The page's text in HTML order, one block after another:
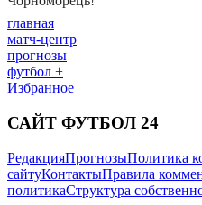
главная
матч-центр
прогнозы
футбол +
Избранное
САЙТ ФУТБОЛ 24
РедакцияПрогнозыПолитика
сайтуКонтактыПравила
политикаСтруктура